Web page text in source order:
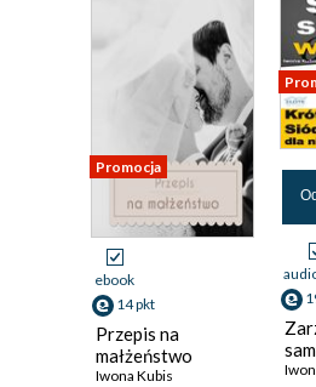
Promocja
ebook
14 pkt
Przepis na
małżeństwo
Iwona Kubis